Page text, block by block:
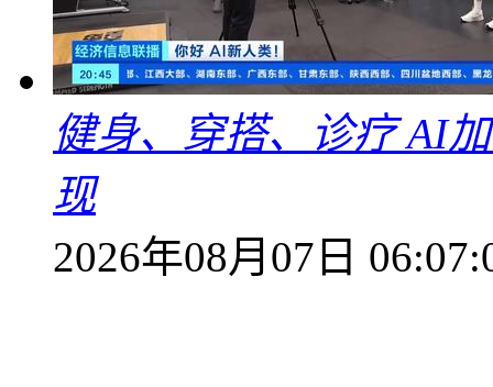
健身、穿搭、诊疗 AI
现
2026年08月07日